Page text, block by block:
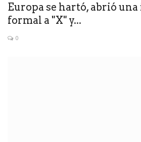
Europa se hartó, abrió
formal a "X" y...
0